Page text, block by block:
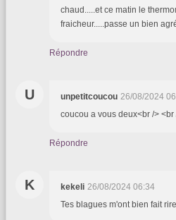
chaud.....et ce matin le
fraicheur.....passe un bien
Répondre
U unpetitcoucou 26/08/2024
coucou a vous deux<br />
Répondre
K kekeli 26/08/2024 06:34
Tes blagues m'ont bien fait